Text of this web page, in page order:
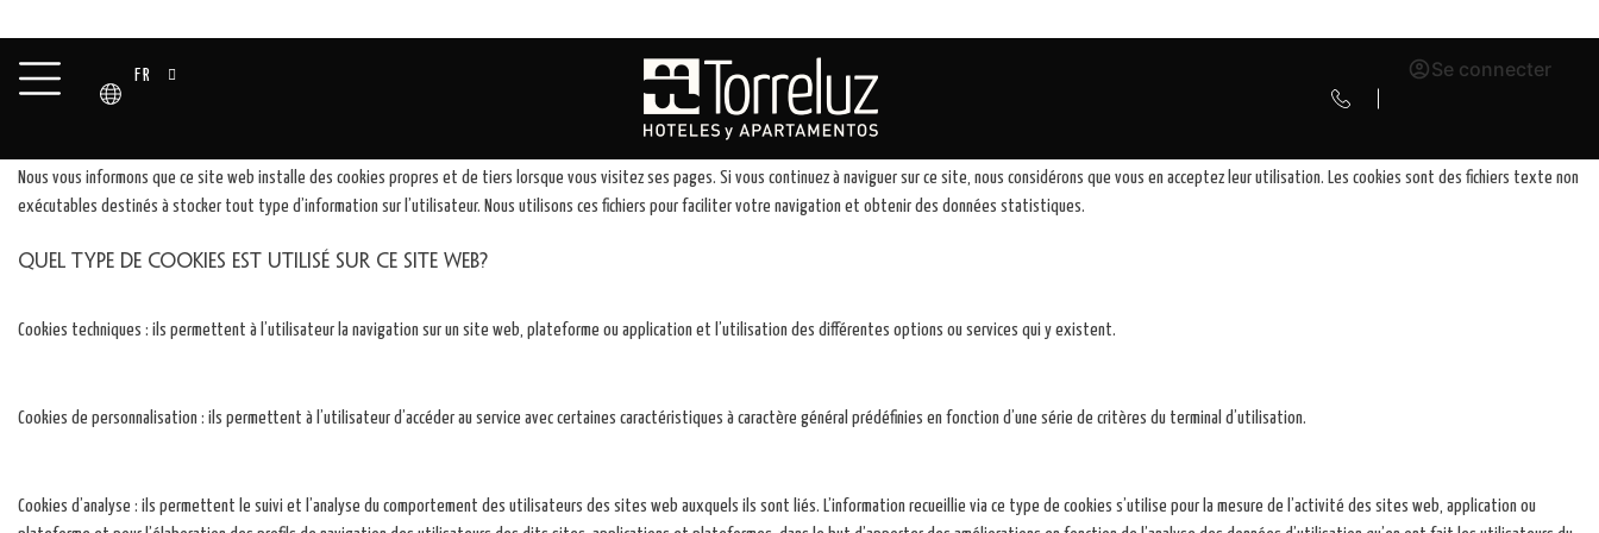
FR Se connecter
Utilisation de Cookies
Nous vous informons que ce site web installe des cookies propres et de tiers lorsque vous visitez ses pages. Si vous continuez à naviguer sur ce site, nous considérons que vous en acceptez leur utilisation. Les cookies sont des fichiers texte non
exécutables destinés à stocker tout type d’information sur l’utilisateur. Nous utilisons ces fichiers pour faciliter votre navigation et obtenir des données statistiques.
Quel type de cookies est utilisé sur ce site web?
Cookies techniques : ils permettent à l’utilisateur la navigation sur un site web, plateforme ou application et l’utilisation des différentes options ou services qui y existent.
Cookies de personnalisation : ils permettent à l’utilisateur d’accéder au service avec certaines caractéristiques à caractère général prédéfinies en fonction d’une série de critères du terminal d’utilisation.
Cookies d’analyse : ils permettent le suivi et l’analyse du comportement des utilisateurs des sites web auxquels ils sont liés. L’information recueillie via ce type de cookies s’utilise pour la mesure de l’activité des sites web, application ou